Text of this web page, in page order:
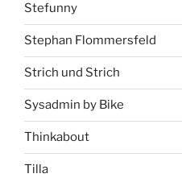
Stefunny
Stephan Flommersfeld
Strich und Strich
Sysadmin by Bike
Thinkabout
Tilla